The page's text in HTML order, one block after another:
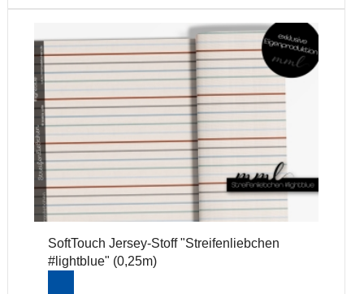
SoftTouch Jersey-Stoff "Streifenliebchen
#lightblue" (0,25m)